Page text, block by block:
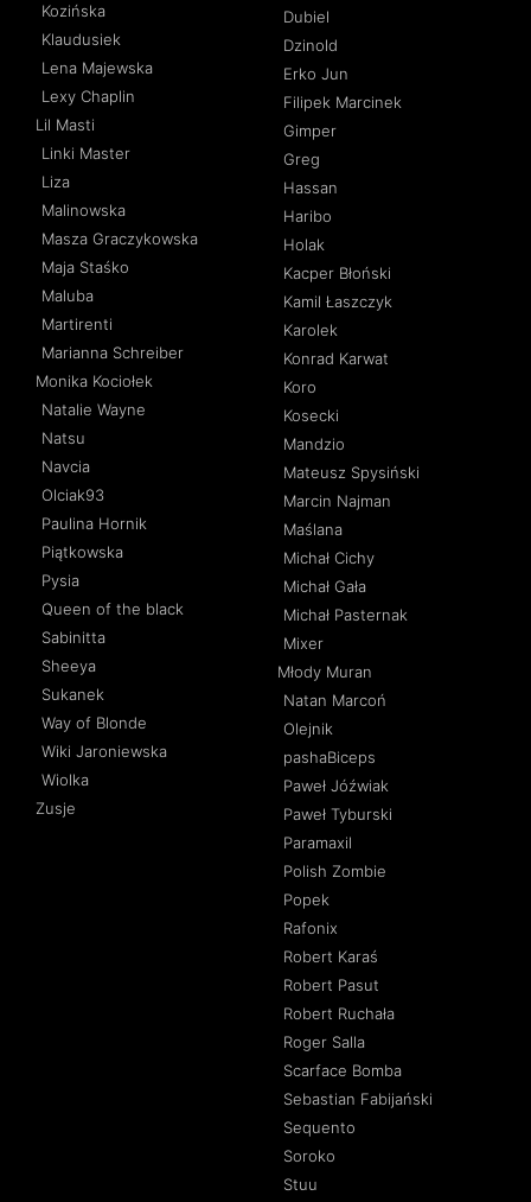
Kozińska
Klaudusiek
Lena Majewska
Lexy Chaplin
Lil Masti
Linki Master
Liza
Malinowska
Masza Graczykowska
Maja Staśko
Maluba
Martirenti
Marianna Schreiber
Monika Kociołek
Natalie Wayne
Natsu
Navcia
Olciak93
Paulina Hornik
Piątkowska
Pysia
Queen of the black
Sabinitta
Sheeya
Sukanek
Way of Blonde
Wiki Jaroniewska
Wiolka
Zusje
Dubiel
Dzinold
Erko Jun
Filipek Marcinek
Gimper
Greg
Hassan
Haribo
Holak
Kacper Błoński
Kamil Łaszczyk
Karolek
Konrad Karwat
Koro
Kosecki
Mandzio
Mateusz Spysiński
Marcin Najman
Maślana
Michał Cichy
Michał Gała
Michał Pasternak
Mixer
Młody Muran
Natan Marcoń
Olejnik
pashaBiceps
Paweł Jóźwiak
Paweł Tyburski
Paramaxil
Polish Zombie
Popek
Rafonix
Robert Karaś
Robert Pasut
Robert Ruchała
Roger Salla
Scarface Bomba
Sebastian Fabijański
Sequento
Soroko
Stuu